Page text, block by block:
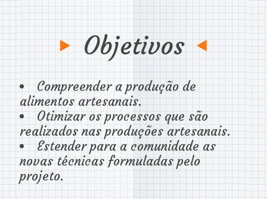
Objetivos
Compreender a produção de
alimentos artesanais.
Otimizar os processos que são
realizados nas produções artesanais.
Estender para a comunidade as
novas técnicas formuladas pelo
projeto.